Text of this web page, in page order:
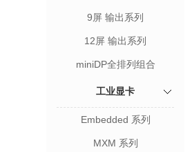
9屏 输出系列
12屏 输出系列
miniDP全排列组合
工业显卡
Embedded 系列
MXM 系列